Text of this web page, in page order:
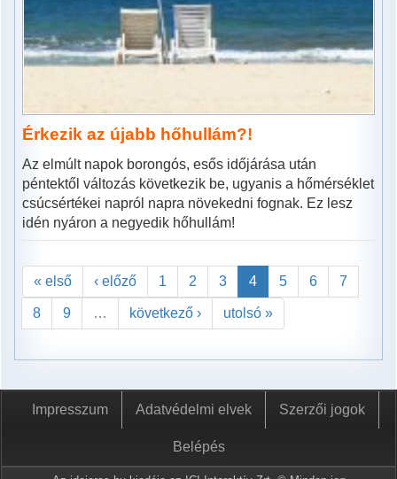
Érkezik az újabb hőhullám?!
Az elmúlt napok borongós, esős időjárása után
péntektől változás következik be, ugyanis a hőmérséklet
csúcsértékei napról napra növekedni fognak. Ez lesz
idén nyáron a negyedik hőhullám!
« első ‹ előző 1 2 3 4 5 6 7
8 9 … következő › utolsó »
Impresszum Adatvédelmi elvek Szerzői jogok
Belépés